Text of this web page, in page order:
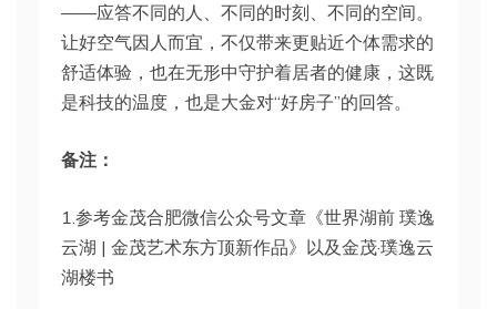
——应答不同的人、不同的时刻、不同的空间。
让好空气因人而宜，不仅带来更贴近个体需求的
舒适体验，也在无形中守护着居者的健康，这既
是科技的温度，也是大金对“好房子”的回答。
备注：
1.参考金茂合肥微信公众号文章《世界湖前 璞逸
云湖 | 金茂艺术东方顶新作品》以及金茂·璞逸云
湖楼书